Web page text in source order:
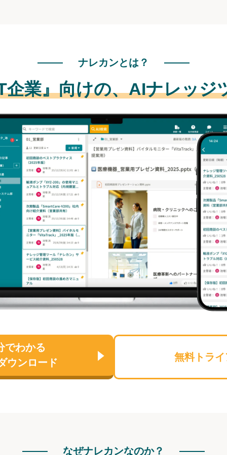
ナレカンとは？
企業』向けの、AIナレッジ
でわかる
ウンロード
無料トラ
なぜナレカンなのか？